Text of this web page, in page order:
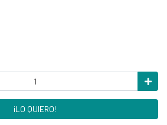
¡LO QUIERO!